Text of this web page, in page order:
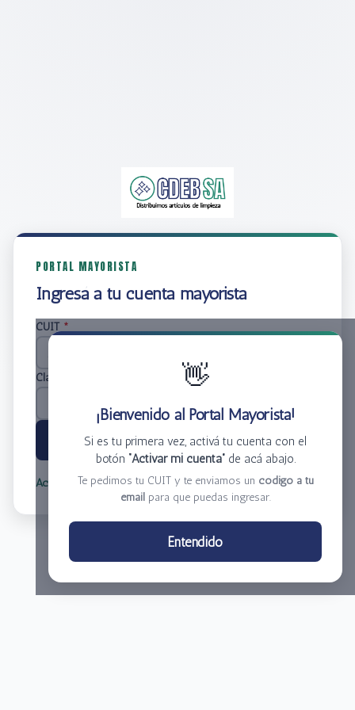
PORTAL MAYORISTA
Ingresá a tu cuenta mayorista
👋
¡Bienvenido al Portal Mayorista!
Si es tu primera vez, activá tu cuenta con el
botón “Activar mi cuenta”de acá abajo.
Te pedimos tu CUIT y te enviamos un código a tu
email para que puedas ingresar.
Entendido
CUIT *
Clave
Ingresar
Activar mi cuenta Olvidé mi clave
Centro de Distribución El Bacha S.A.